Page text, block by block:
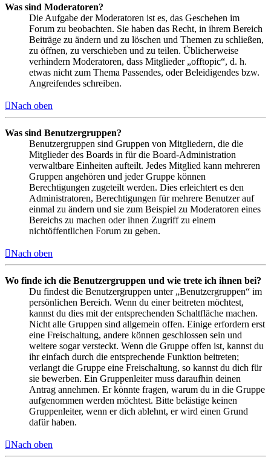
Was sind Moderatoren?
Die Aufgabe der Moderatoren ist es, das Geschehen im
Forum zu beobachten. Sie haben das Recht, in ihrem Bereich
Beiträge zu ändern und zu löschen und Themen zu schließen,
zu öffnen, zu verschieben und zu teilen. Üblicherweise
verhindern Moderatoren, dass Mitglieder „offtopic“, d. h.
etwas nicht zum Thema Passendes, oder Beleidigendes bzw.
Angreifendes schreiben.
Nach oben
Was sind Benutzergruppen?
Benutzergruppen sind Gruppen von Mitgliedern, die die
Mitglieder des Boards in für die Board-Administration
verwaltbare Einheiten aufteilt. Jedes Mitglied kann mehreren
Gruppen angehören und jeder Gruppe können
Berechtigungen zugeteilt werden. Dies erleichtert es den
Administratoren, Berechtigungen für mehrere Benutzer auf
einmal zu ändern und sie zum Beispiel zu Moderatoren eines
Bereichs zu machen oder ihnen Zugriff zu einem
nichtöffentlichen Forum zu geben.
Nach oben
Wo finde ich die Benutzergruppen und wie trete ich ihnen bei?
Du findest die Benutzergruppen unter „Benutzergruppen“ im
persönlichen Bereich. Wenn du einer beitreten möchtest,
kannst du dies mit der entsprechenden Schaltfläche machen.
Nicht alle Gruppen sind allgemein offen. Einige erfordern erst
eine Freischaltung, andere können geschlossen sein und
weitere sogar versteckt. Wenn die Gruppe offen ist, kannst du
ihr einfach durch die entsprechende Funktion beitreten;
verlangt die Gruppe eine Freischaltung, so kannst du dich für
sie bewerben. Ein Gruppenleiter muss daraufhin deinen
Antrag annehmen. Er könnte fragen, warum du in die Gruppe
aufgenommen werden möchtest. Bitte belästige keinen
Gruppenleiter, wenn er dich ablehnt, er wird einen Grund
dafür haben.
Nach oben